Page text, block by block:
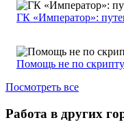
ГК «Император»:
Помощь не по
Посмотреть все
Работа в других